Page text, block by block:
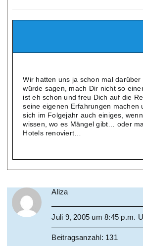
Wir hatten uns ja schon mal
würde sagen, mach Dir nicht so
ist eh schon und freu Dich auf die
seine eigenen Erfahrungen machen
sich im Folgejahr auch einiges,
wissen, wo es Mängel gibt… oder
Hotels renoviert…
Aliza
Juli 9, 2005 um 8:45 p.m.
Beitragsanzahl: 131